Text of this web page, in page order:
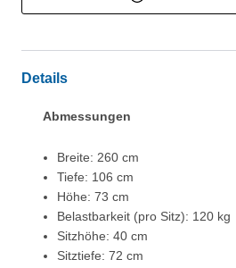
Details
Abmessungen
Breite: 260 cm
Tiefe: 106 cm
Höhe: 73 cm
Belastbarkeit (pro Sitz): 120 kg
Sitzhöhe: 40 cm
Sitztiefe: 72 cm